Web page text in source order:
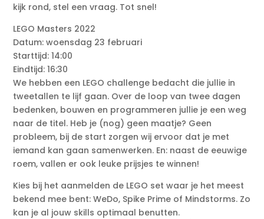
kijk rond, stel een vraag. Tot snel!
LEGO Masters 2022
Datum: woensdag 23 februari
Starttijd: 14:00
Eindtijd: 16:30
We hebben een LEGO challenge bedacht die jullie in
tweetallen te lijf gaan. Over de loop van twee dagen
bedenken, bouwen en programmeren jullie je een weg
naar de titel. Heb je (nog) geen maatje? Geen
probleem, bij de start zorgen wij ervoor dat je met
iemand kan gaan samenwerken. En: naast de eeuwige
roem, vallen er ook leuke prijsjes te winnen!
Kies bij het aanmelden de LEGO set waar je het meest
bekend mee bent: WeDo, Spike Prime of Mindstorms. Zo
kan je al jouw skills optimaal benutten.